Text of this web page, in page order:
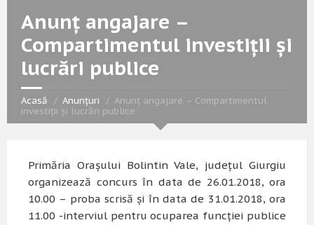
Anunț angajare –
Compartimentul investiții și
lucrări publice
Acasă Anunțuri
Anunț angajare – Compartimentul
investiții și lucrări publice
Primăria Oraşului Bolintin Vale, judeţul Giurgiu
organizează concurs în data de 26.01.2018, ora
10.00 – proba scrisă şi în data de 31.01.2018, ora
11.00 -interviul pentru ocuparea funcţiei publice